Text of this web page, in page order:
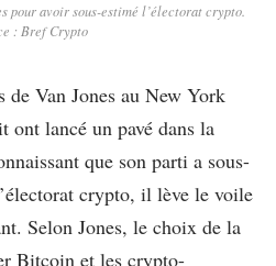
pour avoir sous-estimé l’électorat crypto.
: Bref Crypto
de Van Jones au New York
lancé un pavé dans la
que son parti a sous-
crypto, il lève le voile
Selon Jones, le choix de la
Bitcoin et les crypto-